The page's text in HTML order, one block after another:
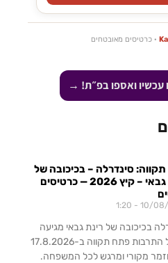
· כרטיסים מאובטחים
עכשיו ואספו בפ״ת! →
סינדרלה – בכיכובה של
רינת גבאי – קיץ 2026 — כרטיסים
10/
בכיכובה של רינת גבאי מגיעה
להיכל התרבות פתח תקווה ב-17.8.2026
מקורי ומרגש לכל המשפחה.